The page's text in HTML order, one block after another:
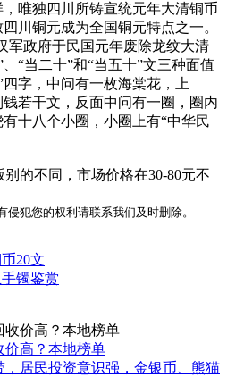
唯独四川所铸宣统元年大清铜币
川铜元成为全国铜元特点之一。
政府于民国元年废除龙纹大清
“当二十”和“当五十”文三种面值
字，中问有一枚海棠花，上
若干文，反面中问有一圈，圈内
十八个小圈，小圈上有“中华民
的不同，市场价格在30-80元不
犯您的权利请联系我们及时删除。
20文
镯鉴赏
价高？本地榜单
居民投资意识强，金银币、熊猫